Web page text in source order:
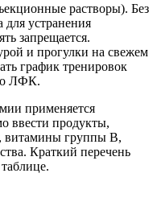
растворы). Без
для устранения
запрещается.
и прогулки на свежем
график тренировок
ЛФК.
применяется
ввести продукты,
витамины группы В,
Краткий перечень